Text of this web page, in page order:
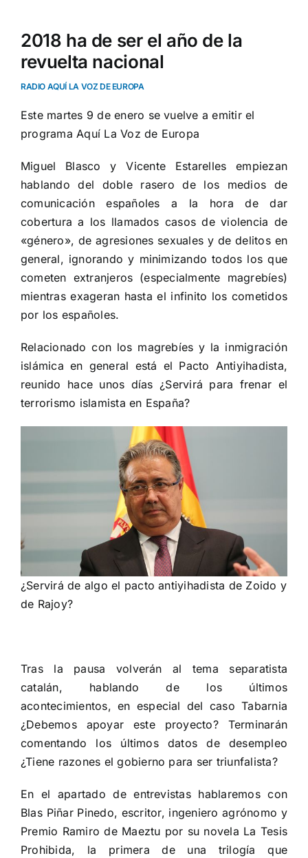
2018 ha de ser el año de la
revuelta nacional
RADIO AQUÍ LA VOZ DE EUROPA
Este martes 9 de enero se vuelve a emitir el
programa Aquí La Voz de Europa
Miguel Blasco y Vicente Estarelles empiezan
hablando del doble rasero de los medios de
comunicación españoles a la hora de dar
cobertura a los llamados casos de violencia de
«género», de agresiones sexuales y de delitos en
general, ignorando y minimizando todos los que
cometen extranjeros (especialmente magrebíes)
mientras exageran hasta el infinito los cometidos
por los españoles.
Relacionado con los magrebíes y la inmigración
islámica en general está el Pacto Antiyihadista,
reunido hace unos días ¿Servirá para frenar el
terrorismo islamista en España?
¿Servirá de algo el pacto antiyihadista de Zoido y
de Rajoy?
Tras la pausa volverán al tema separatista
catalán, hablando de los últimos
acontecimientos, en especial del caso Tabarnia
¿Debemos apoyar este proyecto? Terminarán
comentando los últimos datos de desempleo
¿Tiene razones el gobierno para ser triunfalista?
En el apartado de entrevistas hablaremos con
Blas Piñar Pinedo, escritor, ingeniero agrónomo y
Premio Ramiro de Maeztu por su novela La Tesis
Prohibida, la primera de una trilogía que